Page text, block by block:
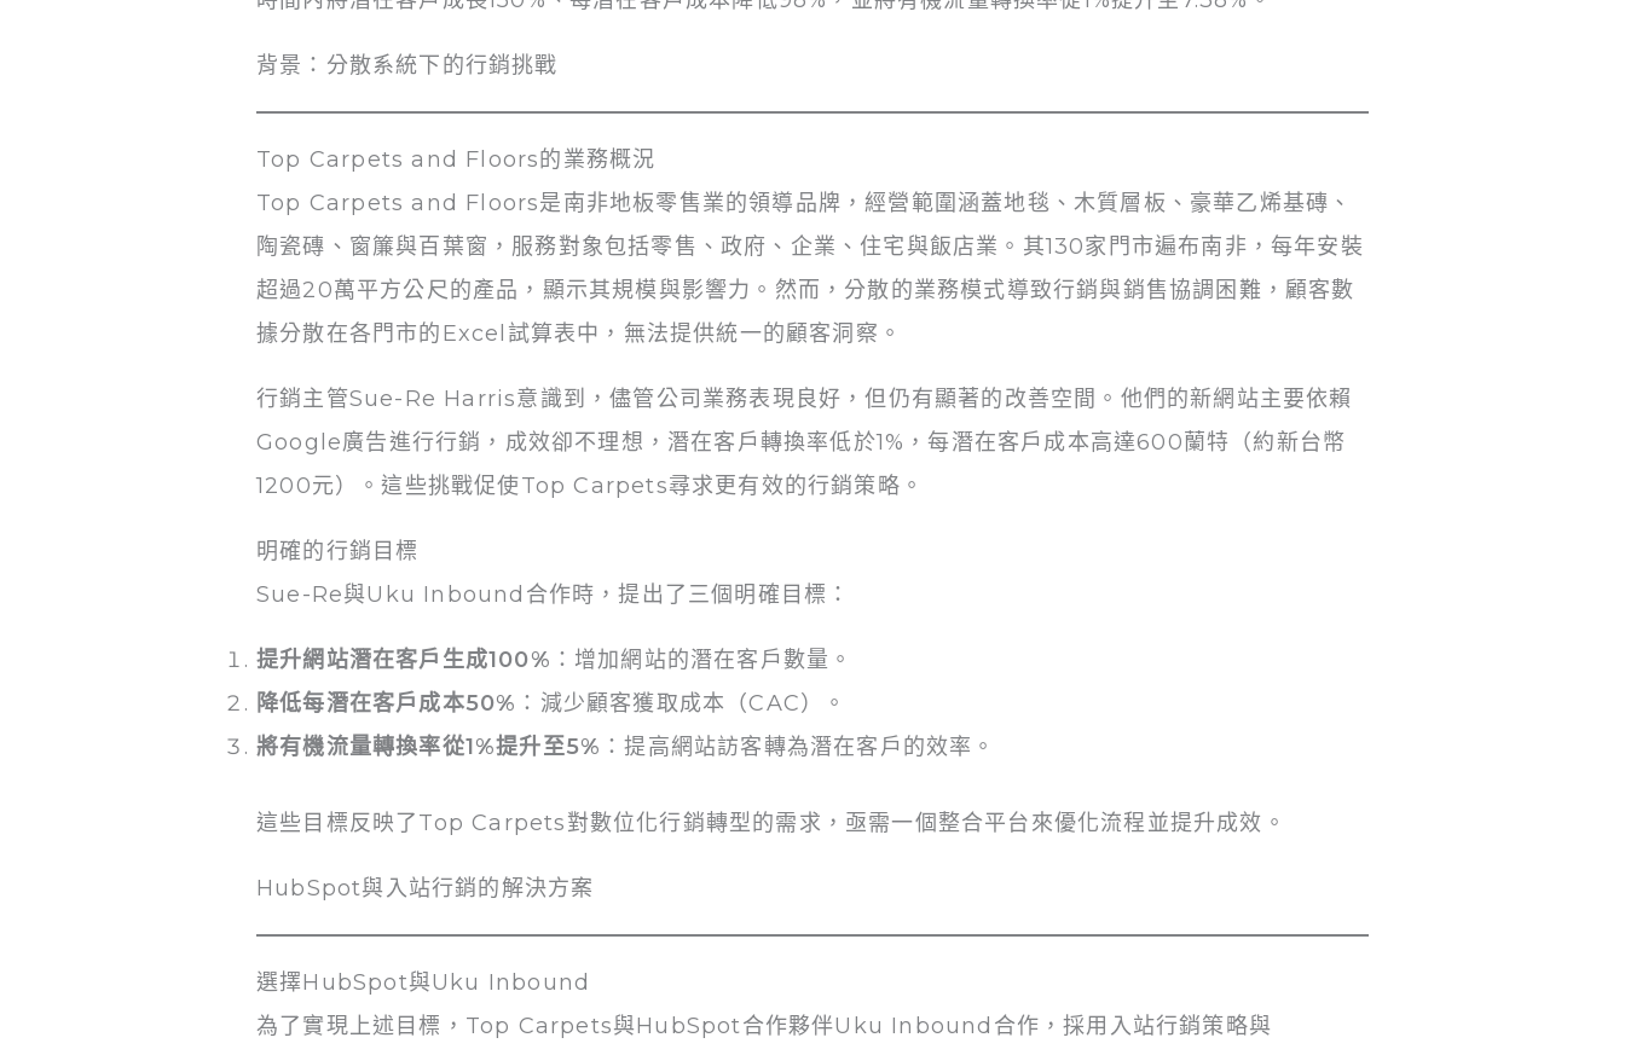
背景：分散系統下的行銷挑戰
Top Carpets and Floors的業務概況
Top Carpets and Floors是南非地板零售業的領導品牌，經營範圍涵蓋地毯、木質層板、豪華乙烯基磚、
陶瓷磚、窗簾與百葉窗，服務對象包括零售、政府、企業、住宅與飯店業。其130家門市遍布南非，每年安裝
超過20萬平方公尺的產品，顯示其規模與影響力。然而，分散的業務模式導致行銷與銷售協調困難，顧客數
據分散在各門市的Excel試算表中，無法提供統一的顧客洞察。
行銷主管Sue-Re Harris意識到，儘管公司業務表現良好，但仍有顯著的改善空間。他們的新網站主要依賴
Google廣告進行行銷，成效卻不理想，潛在客戶轉換率低於1%，每潛在客戶成本高達600蘭特（約新台幣
1200元）。這些挑戰促使Top Carpets尋求更有效的行銷策略。
明確的行銷目標
Sue-Re與Uku Inbound合作時，提出了三個明確目標：
提升網站潛在客戶生成100% ：增加網站的潛在客戶數量。
降低每潛在客戶成本50% ：減少顧客獲取成本（CAC）。
將有機流量轉換率從1%提升至5% ：提高網站訪客轉為潛在客戶的效率。
這些目標反映了Top Carpets對數位化行銷轉型的需求，亟需一個整合平台來優化流程並提升成效。
HubSpot與入站行銷的解決方案
選擇HubSpot與Uku Inbound
為了實現上述目標，Top Carpets與HubSpot合作夥伴Uku Inbound合作，採用入站行銷策略與